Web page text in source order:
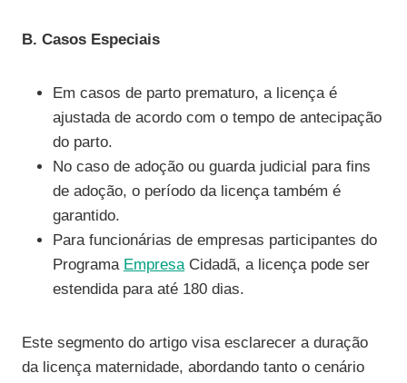
B. Casos Especiais
Em casos de parto prematuro, a licença é
ajustada de acordo com o tempo de antecipação
do parto.
No caso de adoção ou guarda judicial para fins
de adoção, o período da licença também é
garantido.
Para funcionárias de empresas participantes do
Programa EmpresaCidadã, a licença pode ser
estendida para até 180 dias.
Este segmento do artigo visa esclarecer a duração
da licença maternidade, abordando tanto o cenário